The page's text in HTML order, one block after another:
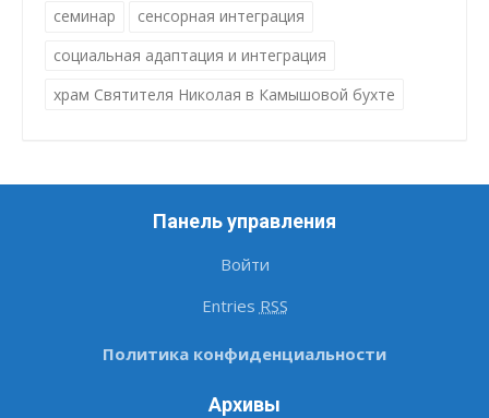
семинар
сенсорная интеграция
социальная адаптация и интеграция
храм Святителя Николая в Камышовой бухте
Панель управления
Войти
Entries RSS
Политика конфиденциальности
Архивы